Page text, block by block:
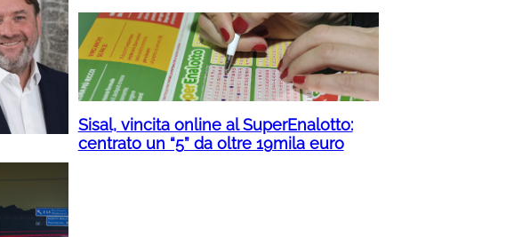
Sisal, vincita online al SuperEnalotto:
centrato un “5” da oltre 19mila euro